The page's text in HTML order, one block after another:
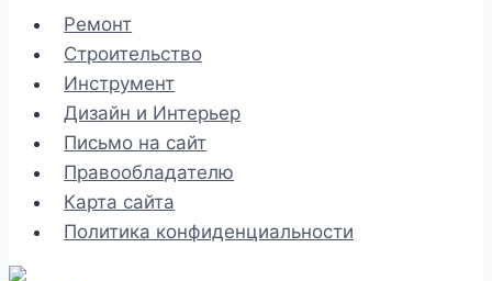
Ремонт
Строительство
Инструмент
Дизайн и Интерьер
Письмо на сайт
Правообладателю
Карта сайта
Политика конфиденциальности